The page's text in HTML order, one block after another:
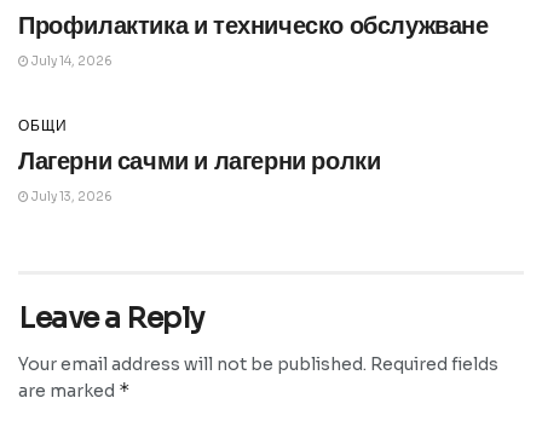
Профилактика и техническо обслужване
July 14, 2026
ОБЩИ
Лагерни сачми и лагерни ролки
July 13, 2026
Leave a Reply
Your email address will not be published. Required fields
are marked *